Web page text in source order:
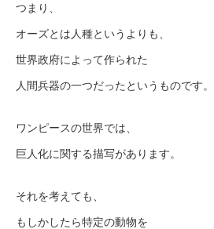
つまり、
オーズとは人種というよりも、
世界政府によって作られた
人間兵器の一つだったというものです。
ワンピースの世界では、
巨人化に関する描写があります。
それを考えても、
もしかしたら特定の動物を